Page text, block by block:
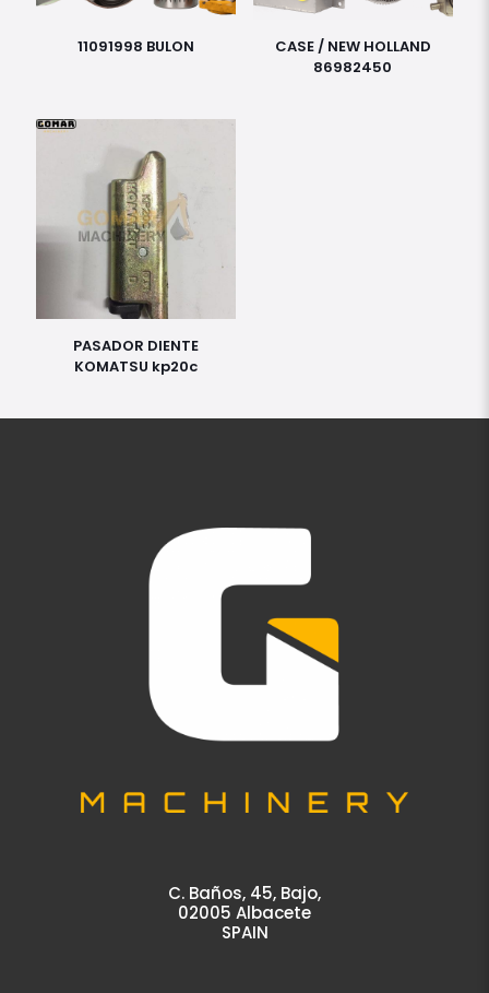
11091998 BULON
CASE / NEW HOLLAND
86982450
PASADOR DIENTE
KOMATSU kp20c
C. Baños, 45, Bajo,
02005 Albacete
SPAIN